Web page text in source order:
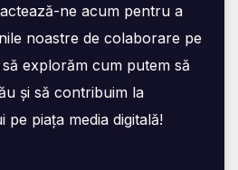
ne acum pentru a
noastre de colaborare pe
explorăm cum putem să
și să contribuim la
pe piața media digitală!